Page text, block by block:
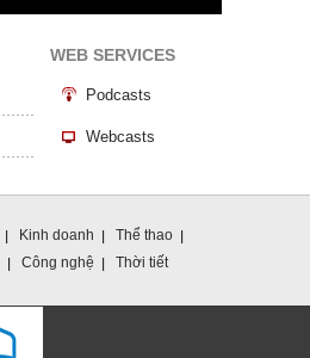
WEB SERVICES
Podcasts
Webcasts
Kinh doanh
Thể thao
Công nghệ Thời tiết